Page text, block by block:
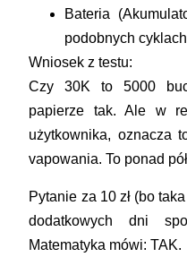
Bateria
podobnych
Wniosek z testu:
Czy 30K to 5000
papierze tak. Ale w
użytkownika, oznacza
vapowania. To ponad
Pytanie za 10 zł (bo
dodatkowych dni
Matematyka mówi:TAK.